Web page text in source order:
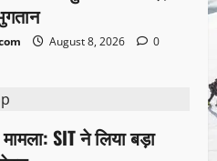
August 8, 2026
0
SIT ने लिया बड़ा